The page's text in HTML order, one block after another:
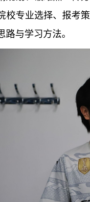
校专业选择、报考
与学习方法。